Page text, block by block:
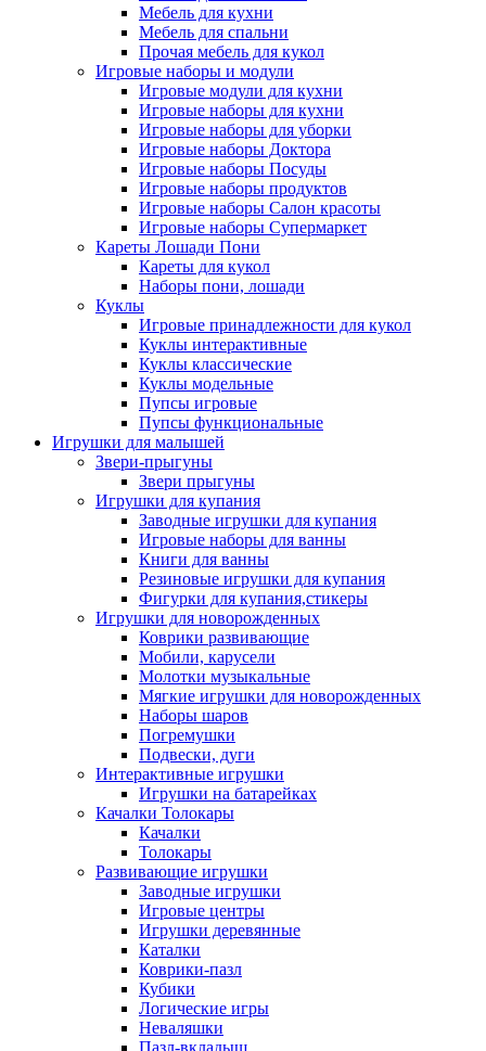
Мебель для кухни
Мебель для спальни
Прочая мебель для кукол
Игровые наборы и модули
Игровые модули для кухни
Игровые наборы для кухни
Игровые наборы для уборки
Игровые наборы Доктора
Игровые наборы Посуды
Игровые наборы продуктов
Игровые наборы Салон красоты
Игровые наборы Супермаркет
Кареты Лошади Пони
Кареты для кукол
Наборы пони, лошади
Куклы
Игровые принадлежности для кукол
Куклы интерактивные
Куклы классические
Куклы модельные
Пупсы игровые
Пупсы функциональные
Игрушки для малышей
Звери-прыгуны
Звери прыгуны
Игрушки для купания
Заводные игрушки для купания
Игровые наборы для ванны
Книги для ванны
Резиновые игрушки для купания
Фигурки для купания,стикеры
Игрушки для новорожденных
Коврики развивающие
Мобили, карусели
Молотки музыкальные
Мягкие игрушки для новорожденных
Наборы шаров
Погремушки
Подвески, дуги
Интерактивные игрушки
Игрушки на батарейках
Качалки Толокары
Качалки
Толокары
Развивающие игрушки
Заводные игрушки
Игровые центры
Игрушки деревянные
Каталки
Коврики-пазл
Кубики
Логические игры
Неваляшки
Пазл-вкладыш